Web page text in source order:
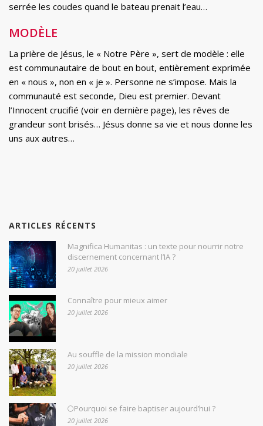
serrée les coudes quand le bateau prenait l’eau…
MODÈLE
La prière de Jésus, le « Notre Père », sert de modèle : elle
est communautaire de bout en bout, entièrement exprimée
en « nous », non en « je ». Personne ne s’impose. Mais la
communauté est seconde, Dieu est premier. Devant
l’Innocent crucifié (voir en dernière page), les rêves de
grandeur sont brisés… Jésus donne sa vie et nous donne les
uns aux autres…
ARTICLES RÉCENTS
Magnifica Humanitas : un texte pour nourrir notre
discernement concernant l’IA ?
20 juillet 2026
Connaître pour mieux aimer
20 juillet 2026
Au souffle de la mission mondiale
20 juillet 2026
🌕Pourquoi se faire baptiser aujourd’hui ?
20 juillet 2026